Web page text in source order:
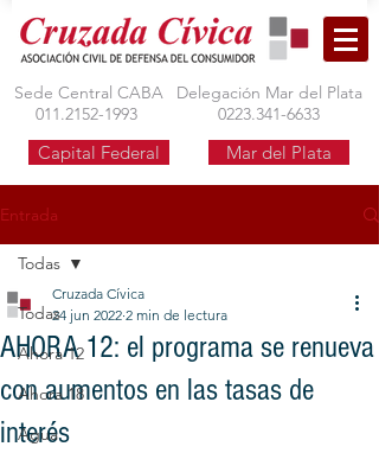
Sede Central CABA
011.2152-1993
Delegación Mar del Plata
0223.341-6633
Capital Federal Mar del Plata
Entrada
Todas
Ahora 12
Ahora 18
Agua
Todas
AHORA 12: el programa se renueva
con aumentos en las tasas de
interés
Cruzada Cívica
24 jun 2022 2 min de lectura